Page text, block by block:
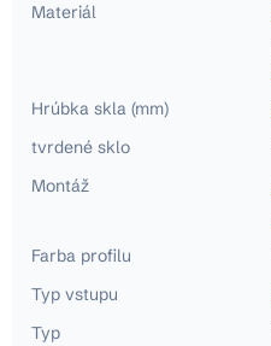
Materiál
Hrúbka skla (mm)
tvrdené sklo
Montáž
Farba profilu
Typ vstupu
Typ